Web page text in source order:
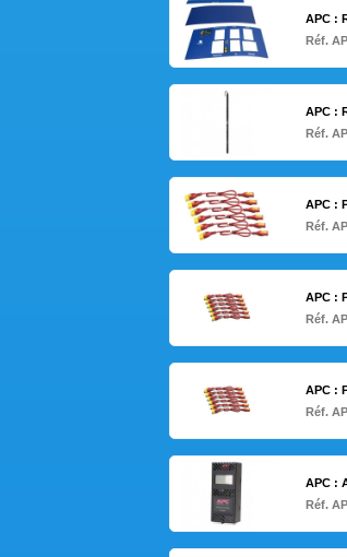
APC :
Réf.
APC :
Réf.
APC :
Réf.
APC :
Réf.
APC :
Réf.
APC :
Réf.